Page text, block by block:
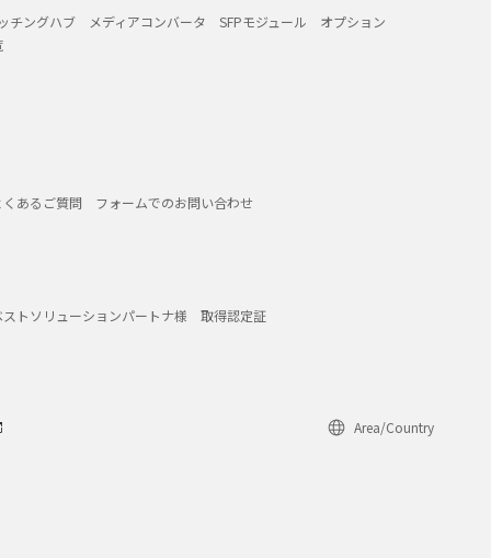
チングハブ メディアコンバータ SFPモジュール
オプション
くあるご質問 フォームでのお問い合わせ
ストソリューションパートナ様 取得認定証
Area/Country